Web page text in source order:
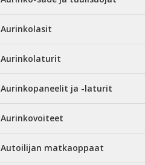
Aurinkolasit
Aurinkolaturit
Aurinkopaneelit ja -laturit
Aurinkovoiteet
Autoilijan matkaoppaat